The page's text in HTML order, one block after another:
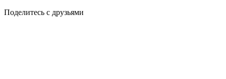
Поделитесь с друзьями